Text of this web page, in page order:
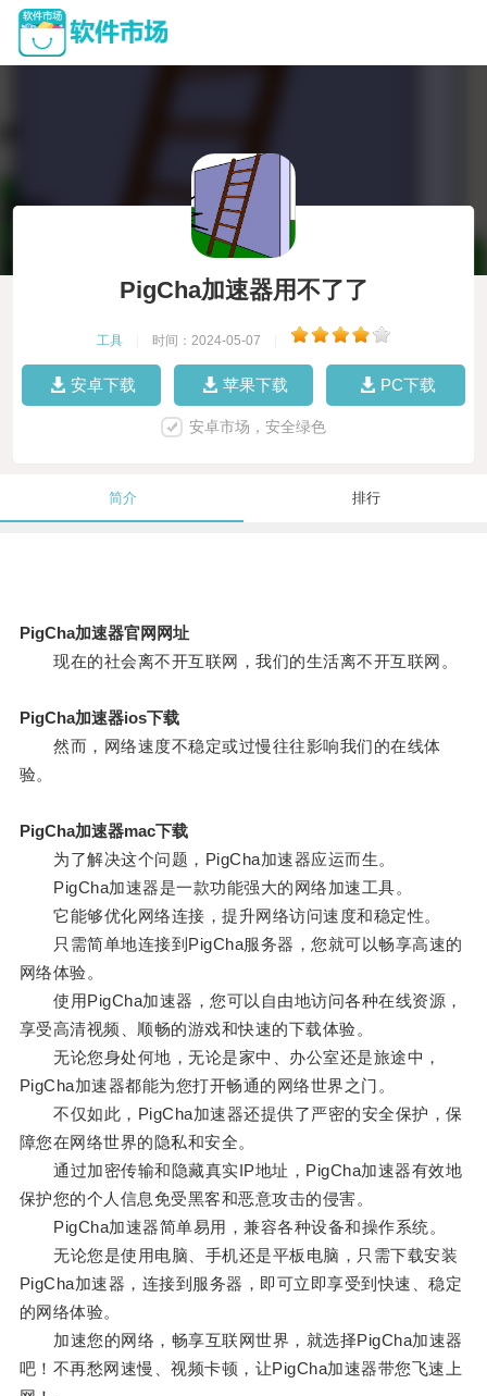
PigCha加速器用不了了
工具 时间：2024-05-07
安卓下载 苹果下载 PC下载
安卓市场，安全绿色
简介 排行
PigCha加速器官网网址
现在的社会离不开互联网，我们的生活离不开互联网。
PigCha加速器ios下载
然而，网络速度不稳定或过慢往往影响我们的在线体
验。
PigCha加速器mac下载
为了解决这个问题，PigCha加速器应运而生。
PigCha加速器是一款功能强大的网络加速工具。
它能够优化网络连接，提升网络访问速度和稳定性。
只需简单地连接到PigCha服务器，您就可以畅享高速的
网络体验。
使用PigCha加速器，您可以自由地访问各种在线资源，
享受高清视频、顺畅的游戏和快速的下载体验。
无论您身处何地，无论是家中、办公室还是旅途中，
PigCha加速器都能为您打开畅通的网络世界之门。
不仅如此，PigCha加速器还提供了严密的安全保护，保
障您在网络世界的隐私和安全。
通过加密传输和隐藏真实IP地址，PigCha加速器有效地
保护您的个人信息免受黑客和恶意攻击的侵害。
PigCha加速器简单易用，兼容各种设备和操作系统。
无论您是使用电脑、手机还是平板电脑，只需下载安装
PigCha加速器，连接到服务器，即可立即享受到快速、稳定
的网络体验。
加速您的网络，畅享互联网世界，就选择PigCha加速器
吧！不再愁网速慢、视频卡顿，让PigCha加速器带您飞速上